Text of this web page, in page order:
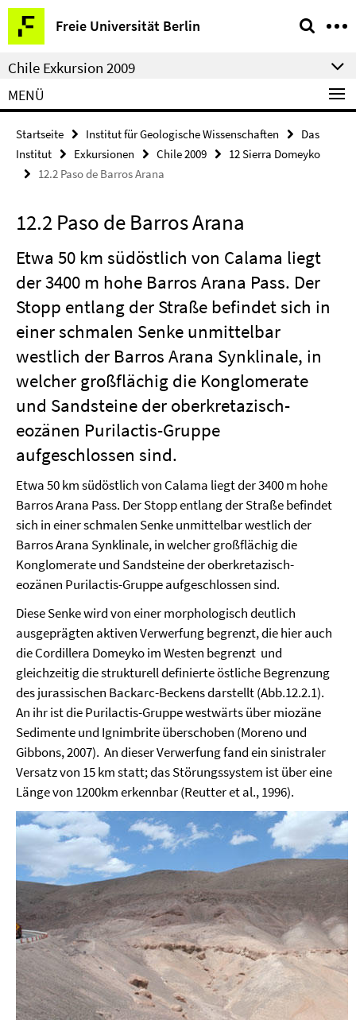
Springe
direkt
zu
Inhalt
Freie Universität Berlin
Service-
Navigation
Chile Exkursion 2009
MENÜ
Startseite Institut für Geologische Wissenschaften
Das
Institut
Exkursionen Chile 2009
12 Sierra Domeyko
12.2 Paso de Barros Arana
12.2 Paso de Barros Arana
Etwa 50 km südöstlich von Calama liegt
der 3400 m hohe Barros Arana Pass. Der
Stopp entlang der Straße befindet sich in
einer schmalen Senke unmittelbar
westlich der Barros Arana Synklinale, in
welcher großflächig die Konglomerate
und Sandsteine der oberkretazisch-
eozänen Purilactis-Gruppe
aufgeschlossen sind.
Etwa 50 km südöstlich von Calama liegt der 3400 m hohe
Barros Arana Pass. Der Stopp entlang der Straße befindet
sich in einer schmalen Senke unmittelbar westlich der
Barros Arana Synklinale, in welcher großflächig die
Konglomerate und Sandsteine der oberkretazisch-
eozänen Purilactis-Gruppe aufgeschlossen sind.
Diese Senke wird von einer morphologisch deutlich
ausgeprägten aktiven Verwerfung begrenzt, die hier auch
die Cordillera Domeyko im Westen begrenzt und
gleichzeitig die strukturell definierte östliche Begrenzung
des jurassischen Backarc-Beckens darstellt (Abb.12.2.1).
An ihr ist die Purilactis-Gruppe westwärts über miozäne
Sedimente und Ignimbrite überschoben (Moreno und
Gibbons, 2007). An dieser Verwerfung fand ein sinistraler
Versatz von 15 km statt; das Störungssystem ist über eine
Länge von 1200km erkennbar (Reutter et al., 1996).